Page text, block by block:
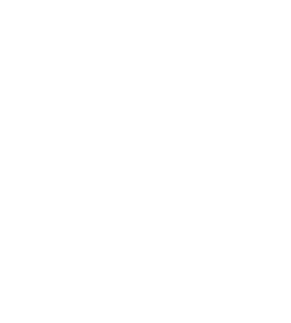
て（随時更新）